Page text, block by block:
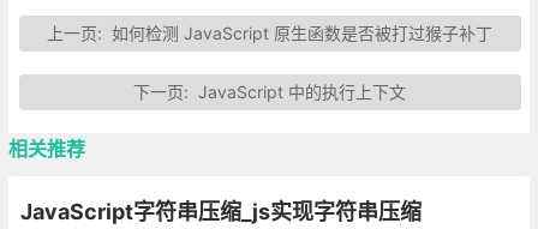
上一页:如何检测 JavaScript 原生函数是否被打过猴子补丁
下一页:JavaScript 中的执行上下文
相关推荐
JavaScript字符串压缩_js实现字符串压缩